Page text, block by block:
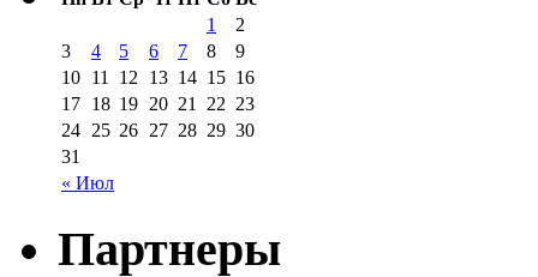
« Июл
1
2
3
4 5 6 7 8
9
10 11 12 13 14 15 16
17 18 19 20 21 22 23
24 25 26 27 28 29 30
31
Партнеры